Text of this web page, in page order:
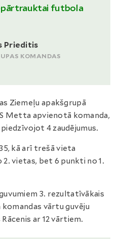
futbola
Prieditis
KOMANDAS
Ziemeļu apakšgrupā
Metta apvienotā komanda,
4 zaudējumus.
kā arī trešā vieta
vietas, bet 6 punkti no 1.
3. rezultatīvākais
vārtu guvēju
ar 12 vārtiem.